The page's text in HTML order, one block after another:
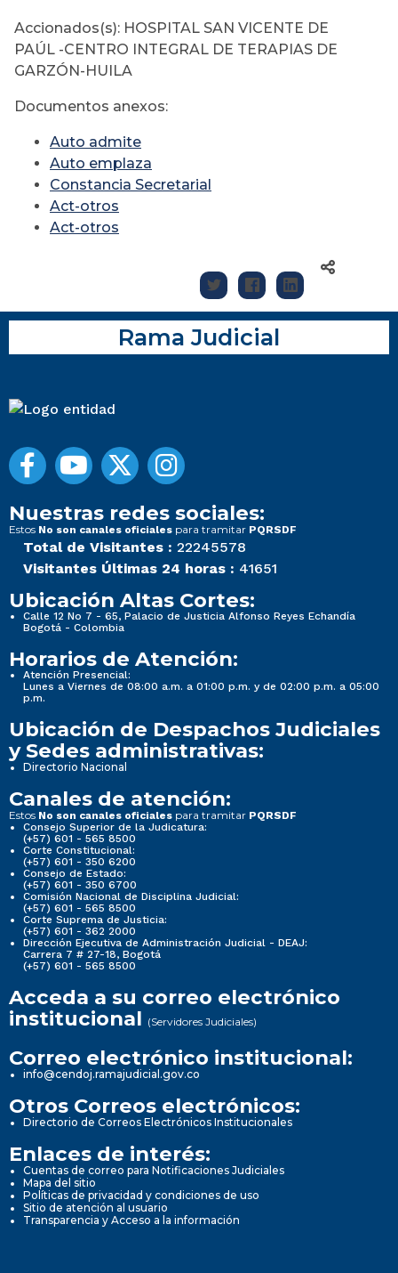
Accionados(s): HOSPITAL SAN VICENTE DE
PAÚL -CENTRO INTEGRAL DE TERAPIAS DE
GARZÓN-HUILA
Documentos anexos:
Auto admite
Auto emplaza
Constancia Secretarial
Act-otros
Act-otros
Rama Judicial
Nuestras redes sociales:
Estos No son canales oficiales para tramitar PQRSDF
Total de Visitantes : 22245578
Visitantes Últimas 24 horas : 41651
Ubicación Altas Cortes:
Calle 12 No 7 - 65, Palacio de Justicia Alfonso Reyes Echandía
Bogotá - Colombia
Horarios de Atención:
Atención Presencial:
Lunes a Viernes de 08:00 a.m. a 01:00 p.m. y de 02:00 p.m. a 05:00
p.m.
Ubicación de Despachos Judiciales
y Sedes administrativas:
Directorio Nacional
Canales de atención:
Estos No son canales oficiales para tramitar PQRSDF
Consejo Superior de la Judicatura:
(+57) 601 - 565 8500
Corte Constitucional:
(+57) 601 - 350 6200
Consejo de Estado:
(+57) 601 - 350 6700
Comisión Nacional de Disciplina Judicial:
(+57) 601 - 565 8500
Corte Suprema de Justicia:
(+57) 601 - 362 2000
Dirección Ejecutiva de Administración Judicial - DEAJ:
Carrera 7 # 27-18, Bogotá
(+57) 601 - 565 8500
Acceda a su correo electrónico
institucional (Servidores Judiciales)
Correo electrónico institucional:
info@cendoj.ramajudicial.gov.co
Otros Correos electrónicos:
Directorio de Correos Electrónicos Institucionales
Enlaces de interés:
Cuentas de correo para Notificaciones Judiciales
Mapa del sitio
Políticas de privacidad y condiciones de uso
Sitio de atención al usuario
Transparencia y Acceso a la información